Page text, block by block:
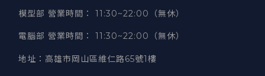
模型部 營業時間 ： 11:30~22:00（無休）
電腦部 營業時間 ： 11:30~22:00（無休）
地址 ： 高雄市岡山區維仁路65號1樓